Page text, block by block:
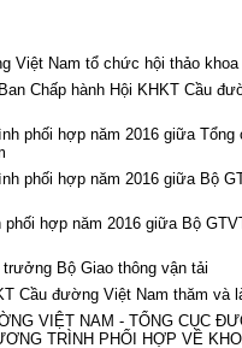
Việt Nam tổ chức hội thảo
Chấp hành Hội KHKT Cầu
phối hợp năm 2016 giữa
phối hợp năm 2016 giữa Bộ
hợp năm 2016 giữa Bộ
Bộ Giao thông vận tải
Cầu đường Việt Nam thăm và
VIỆT NAM - TỔNG CỤC
TRÌNH PHỐI HỢP VỀ